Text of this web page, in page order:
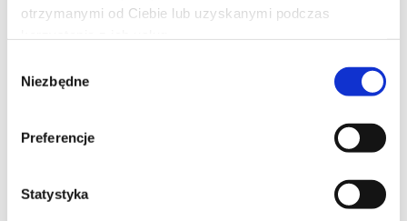
otrzymanymi od Ciebie lub uzyskanymi podczas
zgody
Niezbędne
Preferencje
Statystyka
Star Wars: Mandalorian i Grogu 3D
Dubbing
Imperium upadło, a Nowa Republika, która stara się chronić
legendarnego mandaloriańskiego łowcy nagród, Dina Djarina, i
jego młodego ucznia, Grogu.